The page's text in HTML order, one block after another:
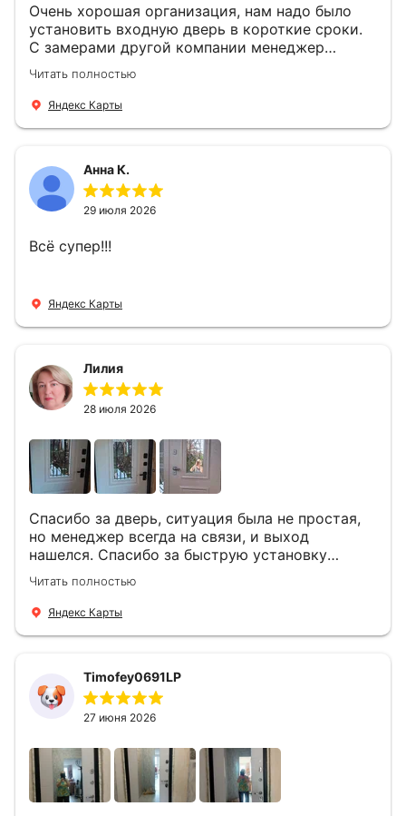
Очень хорошая организация, нам надо было
установить входную дверь в короткие сроки.
С замерами другой компании менеджер
компании Филлип, быстро предоставил нам
варианты дверей, монтаж тоже был очень
четкий, позвонили, согласовали и установили
Читать полностью
Яндекс Карты
Анна К.
29 июля 2026
Всё супер!!!
Яндекс Карты
Лилия
28 июля 2026
Спасибо за дверь, ситуация была не простая,
но менеджер всегда на связи, и выход
нашелся. Спасибо за быструю установку
Роману, один и привёз, и установил. Надеюсь,
что дверь нам долго послужит
Читать полностью
Яндекс Карты
Timofey0691LP
27 июня 2026